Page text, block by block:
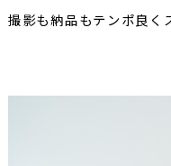
撮影も納品もテンポ良く